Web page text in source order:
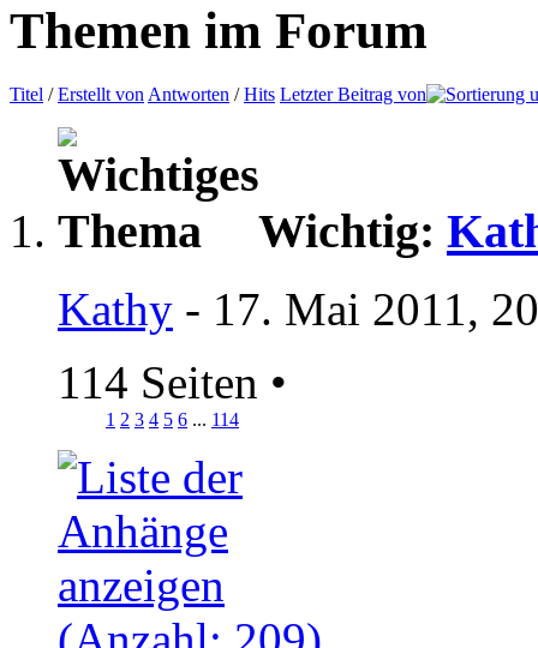
Themen im Forum
Titel /Erstellt von Antworten /Hits Letzter Beitrag von
Wichtig:
Kathy - 17. Mai 2011,
114 Seiten •
1 2 3 4 5 6 ... 114